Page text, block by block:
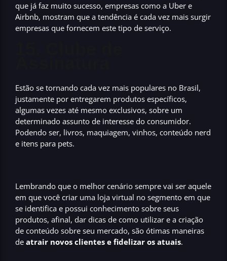
que já faz muito sucesso, empresas como a Uber e
Airbnb, mostram que a tendência é cada vez mais surgir
empresas que fornecem este tipo de serviço.
Estão se tornando cada vez mais populares no Brasil,
justamente por entregarem produtos específicos,
algumas vezes até mesmo exclusivos, sobre um
determinado assunto de interesse do consumidor.
Podendo ser, livros, maquiagem, vinhos, conteúdo nerd
e itens para pets.
Lembrando que o melhor cenário sempre vai ser aquele
em que você criar uma loja virtual no segmento em que
se identifica e possui conhecimento sobre seus
produtos, afinal, dar dicas de como utilizar e a criação
de conteúdo sobre seu mercado, são ótimas maneiras
de atrair novos clientes e fidelizar os atuais.